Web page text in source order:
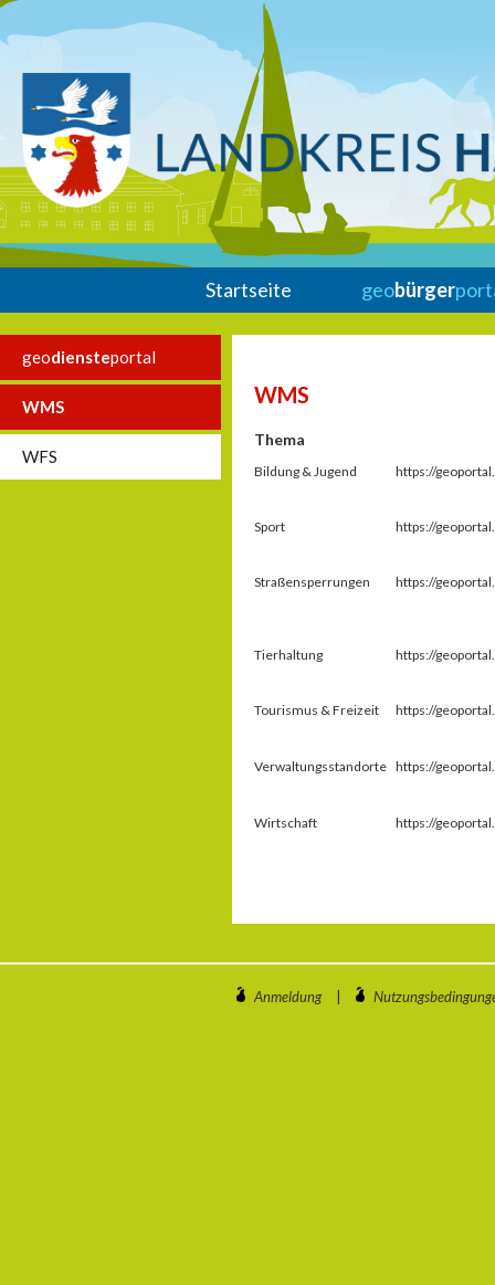
Startseite geobürger
geodiensteportal
WMS
WFS
WMS
Thema
Bildung & Jugend https://
Sport https://
Straßensperrungen https://
Tierhaltung https://
Tourismus & Freizeit https://
Verwaltungsstandorte https://
Wirtschaft https://
Anmeldung